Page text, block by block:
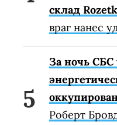
склад
враг нанес
За ночь СБС
Роберт